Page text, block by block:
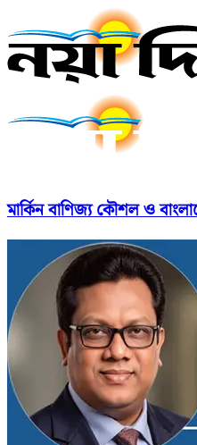
মার্কিন বাণিজ্য কৌশল ও